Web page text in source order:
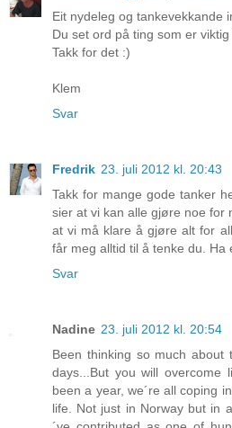
Eit nydeleg og tankevekkande
Du set ord på ting som er viktig
Takk for det :)
Klem
Svar
Fredrik 23. juli 2012 kl. 20:43
Takk for mange gode tanker
sier at vi kan alle gjøre noe for
at vi må klare å gjøre alt for
får meg alltid til å tenke du.
Svar
Nadine 23. juli 2012 kl. 20:54
Been thinking so much about
days...But you will overcome
been a year, we´re all coping
life. Not just in Norway but in